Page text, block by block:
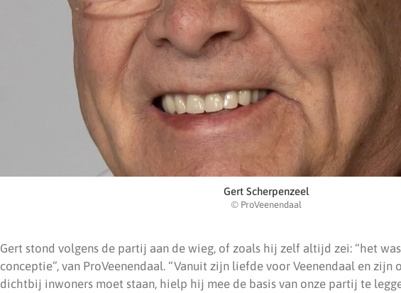
Gert Scherpenzeel
© ProVeenendaal
Gert stond volgens de partij aan de wieg, of zoals hij zelf altijd zei: “het
conceptie”, van ProVeenendaal. “Vanuit zijn liefde voor Veenendaal en
dichtbij inwoners moet staan, hielp hij mee de basis van onze partij te